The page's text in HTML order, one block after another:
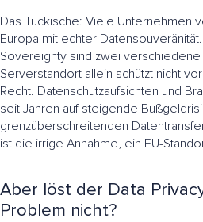
Das Tückische: Viele Unternehmen
Europa mit echter
Sovereignty sind zwei
Serverstandort allein schützt nicht
Recht. Datenschutzaufsichten und
seit Jahren auf steigende
grenzüberschreitenden
ist die irrige Annahme, ein EU-
Aber löst der Data
Problem nicht?